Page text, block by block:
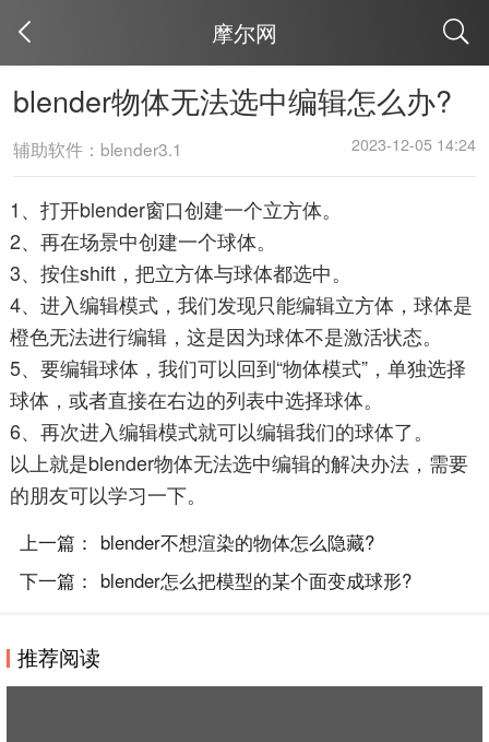
摩尔网
blender物体无法选中编辑怎么办?
辅助软件：blender3.1 2023-12-05 14:24
1、打开blender窗口创建一个立方体。
2、再在场景中创建一个球体。
3、按住shift，把立方体与球体都选中。
4、进入编辑模式，我们发现只能编辑立方体，球体是
橙色无法进行编辑，这是因为球体不是激活状态。
5、要编辑球体，我们可以回到“物体模式”，单独选择
球体，或者直接在右边的列表中选择球体。
6、再次进入编辑模式就可以编辑我们的球体了。
以上就是blender物体无法选中编辑的解决办法，需要
的朋友可以学习一下。
上一篇： blender不想渲染的物体怎么隐藏?
下一篇： blender怎么把模型的某个面变成球形?
推荐阅读
取消